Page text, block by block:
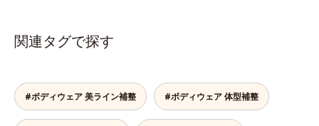
関連タグで探す
#ボディウェア 美ライン補整 #ボディウェア 体型補整